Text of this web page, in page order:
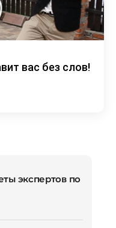
вас без слов!
экспертов по